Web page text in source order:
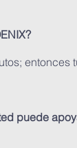
puede